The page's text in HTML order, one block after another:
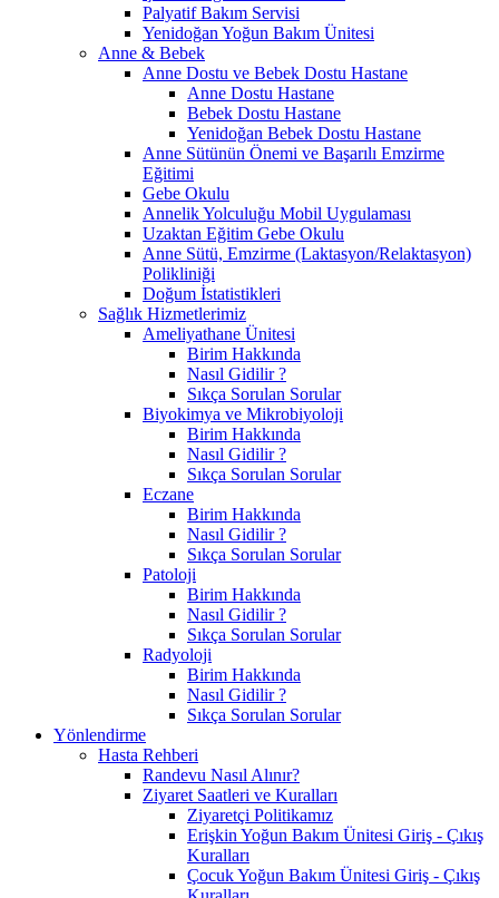
Palyatif Bakım Servisi
Yenidoğan Yoğun Bakım Ünitesi
Anne & Bebek
Anne Dostu ve Bebek Dostu Hastane
Anne Dostu Hastane
Bebek Dostu Hastane
Yenidoğan Bebek Dostu Hastane
Anne Sütünün Önemi ve Başarılı Emzirme
Eğitimi
Gebe Okulu
Annelik Yolculuğu Mobil Uygulaması
Uzaktan Eğitim Gebe Okulu
Anne Sütü, Emzirme (Laktasyon/Relaktasyon)
Polikliniği
Doğum İstatistikleri
Sağlık Hizmetlerimiz
Ameliyathane Ünitesi
Birim Hakkında
Nasıl Gidilir ?
Sıkça Sorulan Sorular
Biyokimya ve Mikrobiyoloji
Birim Hakkında
Nasıl Gidilir ?
Sıkça Sorulan Sorular
Eczane
Birim Hakkında
Nasıl Gidilir ?
Sıkça Sorulan Sorular
Patoloji
Birim Hakkında
Nasıl Gidilir ?
Sıkça Sorulan Sorular
Radyoloji
Birim Hakkında
Nasıl Gidilir ?
Sıkça Sorulan Sorular
Yönlendirme
Hasta Rehberi
Randevu Nasıl Alınır?
Ziyaret Saatleri ve Kuralları
Ziyaretçi Politikamız
Erişkin Yoğun Bakım Ünitesi Giriş - Çıkış
Kuralları
Çocuk Yoğun Bakım Ünitesi Giriş - Çıkış